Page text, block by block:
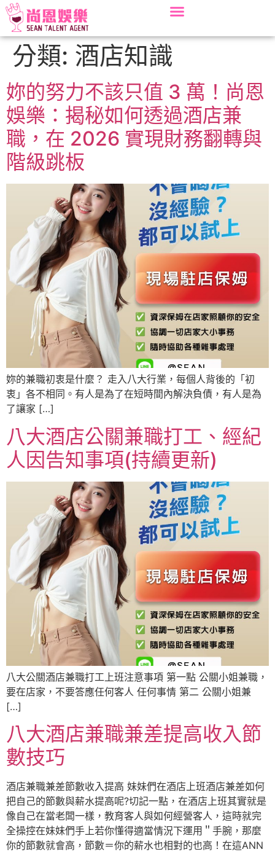
分類: 酒店知識
妳的努力不該只值 3 萬！尚恩
娛樂：揭秘如何透過酒店兼
職，在 2026 實現財務翻轉與
階級跳板
妳的兼職初衷是什麼？ 走入八大行業，每個人背後的「初
衷」各不相同。有人是為了在短時間內解決負債，有人是為
了讓家 […]
八大酒店公關兼職打工、經紀
人因告知事項(持續更新)
八大公關酒店兼職打工上班注意事項 第一點 公關小姐兼職，
要在店家，不要答應任何客人 任何事情 第二 公關小姐兼
[…]
八大酒店兼職兼差提高收入節
數技巧
酒店兼職兼差節數收入提高 妹妹們在酒店上班酒店兼差如何
把自己的節數與薪水提高呢?切記一點，在酒店上班其實就是
像自己在當老闆一樣，教育客人與如何經營客人，這時就完
全操控在妹妹們手上若你懂得適當情況下運用＂手腕，那麼
你的節數就會高，節數＝你的薪水也相對的也高！在這ANN